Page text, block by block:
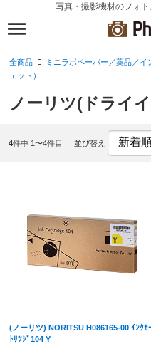
写真・撮影機材のフォ
全商品 ミニラボペーパー／薬品／イ
ェット）
ノーリツ(ドライ
4件中 1〜4件目 並び替え
(ノーリツ) NORITSU H086165-00 ｲﾝｸｶ
ﾄﾘﾂｼﾞ104 Y